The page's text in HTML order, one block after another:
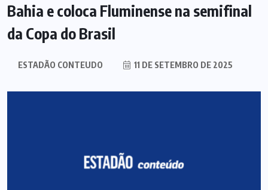
Bahia e coloca Fluminense na semifinal
da Copa do Brasil
ESTADÃO CONTEUDO 11 DE SETEMBRO DE 2025